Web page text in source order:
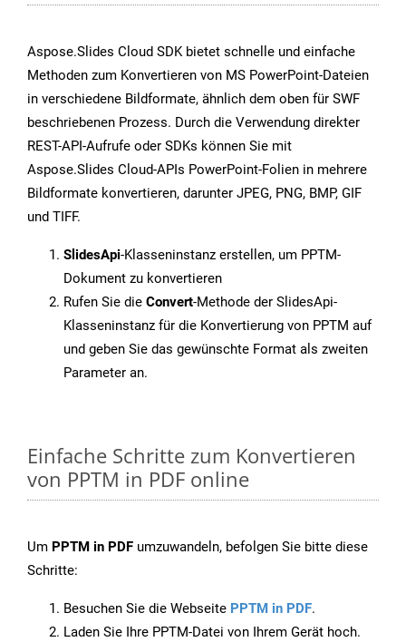
Aspose.Slides Cloud SDK bietet schnelle und einfache
Methoden zum Konvertieren von MS PowerPoint-Dateien
in verschiedene Bildformate, ähnlich dem oben für SWF
beschriebenen Prozess. Durch die Verwendung direkter
REST-API-Aufrufe oder SDKs können Sie mit
Aspose.Slides Cloud-APIs PowerPoint-Folien in mehrere
Bildformate konvertieren, darunter JPEG, PNG, BMP, GIF
und TIFF.
SlidesApi-Klasseninstanz erstellen, um PPTM-
Dokument zu konvertieren
Rufen Sie die Convert-Methode der SlidesApi-
Klasseninstanz für die Konvertierung von PPTM auf
und geben Sie das gewünschte Format als zweiten
Parameter an.
Einfache Schritte zum Konvertieren
von PPTM in PDF online
Um PPTM in PDF umzuwandeln, befolgen Sie bitte diese
Schritte:
Besuchen Sie die Webseite PPTM in PDF.
Laden Sie Ihre PPTM-Datei von Ihrem Gerät hoch.